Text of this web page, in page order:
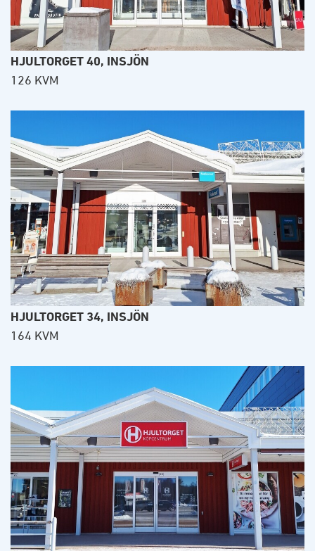
HJULTORGET 40, INSJÖN
126 KVM
HJULTORGET 34, INSJÖN
164 KVM